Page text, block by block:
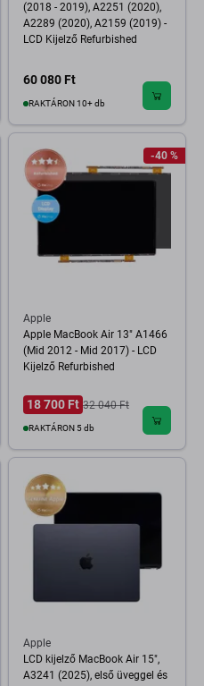
(2018 - 2019), A2251 (2020),
A2289 (2020), A2159 (2019) -
LCD Kijelző Refurbished
60 080 Ft
RAKTÁRON 10+ db
-40 %
Apple
Apple MacBook Air 13" A1466
(Mid 2012 - Mid 2017) - LCD
Kijelző Refurbished
18 700 Ft 32 040 Ft
RAKTÁRON 5 db
Apple
LCD kijelző MacBook Air 15",
A3241 (2025), első üveggel és